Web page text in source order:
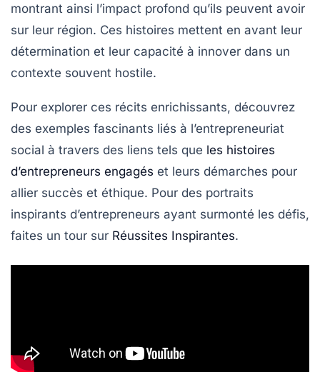
montrant ainsi l’impact profond qu’ils peuvent avoir
sur leur région. Ces histoires mettent en avant leur
détermination et leur capacité à innover dans un
contexte souvent hostile.
Pour explorer ces récits enrichissants, découvrez
des exemples fascinants liés à l’entrepreneuriat
social à travers des liens tels que les histoires
d’entrepreneurs engagés et leurs démarches pour
allier succès et éthique. Pour des portraits
inspirants d’entrepreneurs ayant surmonté les défis,
faites un tour sur Réussites Inspirantes.